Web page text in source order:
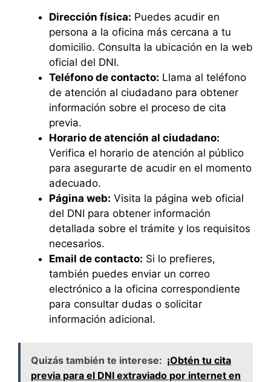
Dirección física: Puedes acudir en
persona a la oficina más cercana a tu
domicilio. Consulta la ubicación en la web
oficial del DNI.
Teléfono de contacto: Llama al teléfono
de atención al ciudadano para obtener
información sobre el proceso de cita
previa.
Horario de atención al ciudadano:
Verifica el horario de atención al público
para asegurarte de acudir en el momento
adecuado.
Página web: Visita la página web oficial
del DNI para obtener información
detallada sobre el trámite y los requisitos
necesarios.
Email de contacto: Si lo prefieres,
también puedes enviar un correo
electrónico a la oficina correspondiente
para consultar dudas o solicitar
información adicional.
Quizás también te interese: ¡Obtén tu cita
previa para el DNI extraviado por internet en